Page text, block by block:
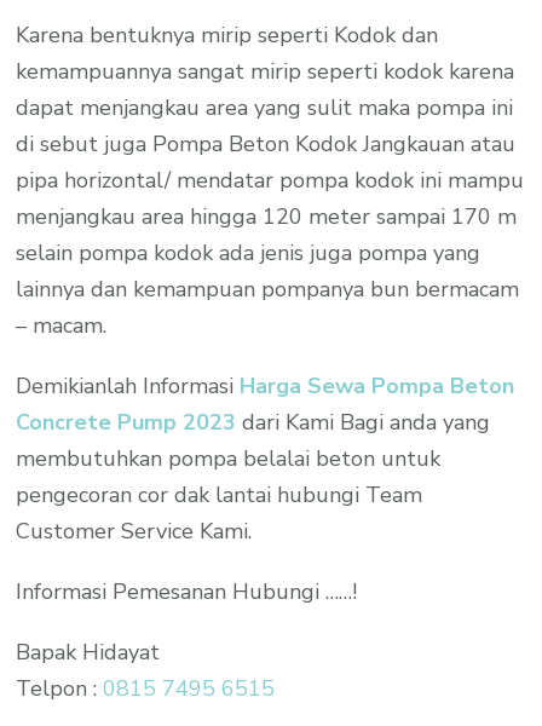
Karena bentuknya mirip seperti Kodok dan
kemampuannya sangat mirip seperti kodok karena
dapat menjangkau area yang sulit maka pompa ini
di sebut juga Pompa Beton Kodok Jangkauan atau
pipa horizontal/ mendatar pompa kodok ini mampu
menjangkau area hingga 120 meter sampai 170 m
selain pompa kodok ada jenis juga pompa yang
lainnya dan kemampuan pompanya bun bermacam
– macam.
Demikianlah Informasi Harga Sewa Pompa Beton
Concrete Pump 2023 dari Kami Bagi anda yang
membutuhkan pompa belalai beton untuk
pengecoran cor dak lantai hubungi Team
Customer Service Kami.
Informasi Pemesanan Hubungi ……!
Bapak Hidayat
Telpon :0815 7495 6515